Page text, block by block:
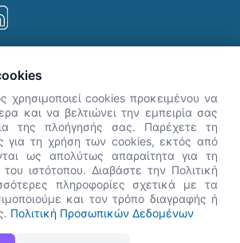
συμβατή με τις νεότερες εκδόσεις, Google Chrome, Mozilla Firefox,
👋 Καλώς ήρθες! Είμαι η Νόησις.
Πες μου πώς μπορώ να σε βοηθήσω
σήμερα.
χρησιμοποιεί cookies προκειμένου να
και να βελτιώνει την εμπειρία σας
της πλοήγησής σας. Παρέχετε τη
για τη χρήση των cookies, εκτός από
ως απολύτως απαραίτητα για τη
του ιστότοπου. Διαβάστε την Πολιτική
πληροφορίες σχετικά με τα
και τον τρόπο διαγραφής ή
Πολιτική Προσωπικών Δεδομένων